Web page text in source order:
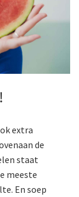
extra
de
staat
meeste
En soep